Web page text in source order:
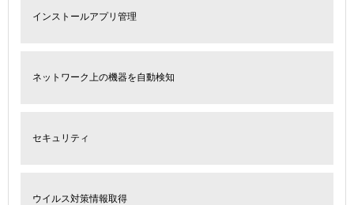
インストールアプリ管理
ネットワーク上の機器を自動検知
セキュリティ
ウイルス対策情報取得